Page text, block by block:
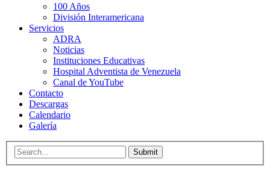
100 Años
División Interamericana
Servicios
ADRA
Noticias
Instituciones Educativas
Hospital Adventista de Venezuela
Canal de YouTube
Contacto
Descargas
Calendario
Galería
Submit